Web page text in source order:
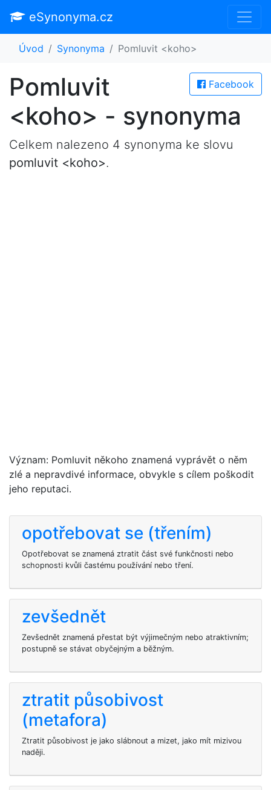
eSynonyma.cz
Úvod Synonyma Pomluvit <koho>
Facebook
Pomluvit
<koho> - synonyma
Celkem nalezeno 4 synonyma ke slovu
pomluvit <koho>.
Význam: Pomluvit někoho znamená vyprávět o něm
zlé a nepravdivé informace, obvykle s cílem poškodit
jeho reputaci.
opotřebovat se (třením)
Opotřebovat se znamená ztratit část své funkčnosti nebo
schopnosti kvůli častému používání nebo tření.
zevšednět
Zevšednět znamená přestat být výjimečným nebo atraktivním;
postupně se stávat obyčejným a běžným.
ztratit působivost
(metafora)
Ztratit působivost je jako slábnout a mizet, jako mít mizivou
naději.